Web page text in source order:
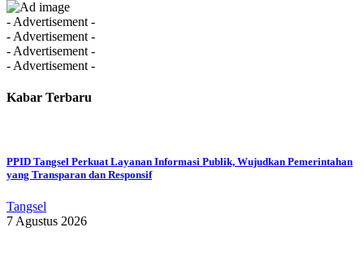
- Advertisement -
- Advertisement -
- Advertisement -
- Advertisement -
Kabar Terbaru
PPID Tangsel Perkuat Layanan Informasi Publik, Wujudkan Pemerintahan
yang Transparan dan Responsif
Tangsel
7 Agustus 2026